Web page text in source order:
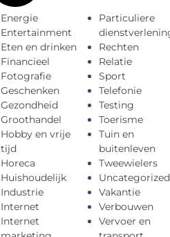
Energie
Entertainment
Eten en drinken
Financieel
Fotografie
Geschenken
Gezondheid
Groothandel
Hobby en vrije
tijd
Horeca
Huishoudelijk
Industrie
Internet
Internet
Particuliere
Rechten
Relatie
Sport
Telefonie
Testing
Toerisme
Tuin en
buitenleven
Tweewielers
Uncategorized
Vakantie
Verbouwen
Vervoer en